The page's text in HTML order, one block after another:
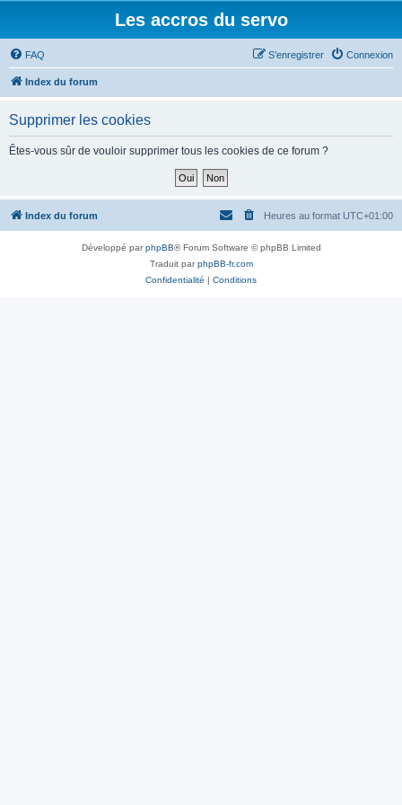
Les accros du servo
FAQ Connexion
S’enregistrer
Index du forum
Supprimer les cookies
Êtes-vous sûr de vouloir supprimer tous les cookies de ce forum ?
Index du forum Heures au format UTC+01:00
Développé parphpBB® Forum Software © phpBB Limited
Traduit parphpBB-fr.com
Confidentialité | Conditions